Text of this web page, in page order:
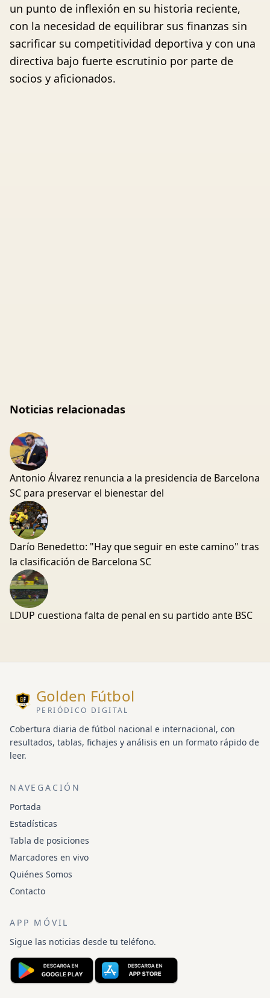
un punto de inflexión en su historia reciente,
con la necesidad de equilibrar sus finanzas sin
sacrificar su competitividad deportiva y con una
directiva bajo fuerte escrutinio por parte de
socios y aficionados.
Noticias relacionadas
Antonio Álvarez renuncia a la presidencia de Barcelona
SC para preservar el bienestar del
Darío Benedetto: "Hay que seguir en este camino" tras
la clasificación de Barcelona SC
LDUP cuestiona falta de penal en su partido ante BSC
Golden Fútbol
PERIÓDICO DIGITAL
Cobertura diaria de fútbol nacional e internacional, con
resultados, tablas, fichajes y análisis en un formato rápido de
leer.
NAVEGACIÓN
Portada
Estadísticas
Tabla de posiciones
Marcadores en vivo
Quiénes Somos
Contacto
APP MÓVIL
Sigue las noticias desde tu teléfono.